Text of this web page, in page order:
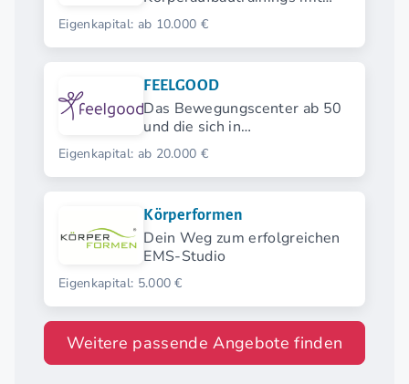
Elektromyostimulation (EMS).
Eigenkapital: ab 10.000 €
FEELGOOD
Das Bewegungscenter ab 50
und die sich in
herkömmlichen
Fitnessstudios nicht
wohlfühlen.
Eigenkapital: ab 20.000 €
Körperformen
Dein Weg zum erfolgreichen
EMS-Studio
Eigenkapital: 5.000 €
Weitere passende Angebote finden